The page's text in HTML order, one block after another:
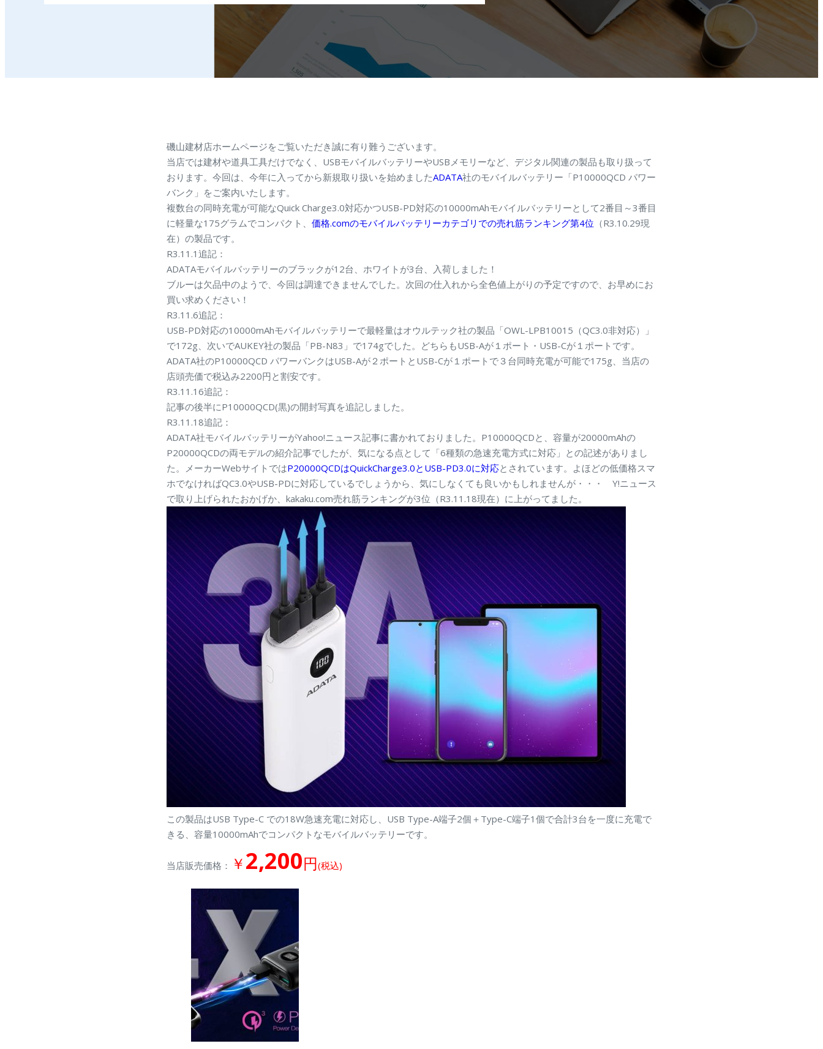
磯山建材店ホームページをご覧いただき誠に有り難うございます。
当店では建材や道具工具だけでなく、USBモバイルバッテリーやUSBメモリーなど、デジタル関連の製品も取り扱って
おります。今回は、今年に入ってから新規取り扱いを始めましたADATA社のモバイルバッテリー「P10000QCD パワー
バンク」をご案内いたします。
複数台の同時充電が可能なQuick Charge3.0対応かつUSB-PD対応の10000mAhモバイルバッテリーとして2番目～3番目
に軽量な175グラムでコンパクト、 価格.comのモバイルバッテリーカテゴリでの売れ筋ランキング第4位 （R3.10.29現
在）の製品です。
R3.11.1追記：
ADATAモバイルバッテリーのブラックが12台、ホワイトが3台、入荷しました！
ブルーは欠品中のようで、今回は調達できませんでした。次回の仕入れから全色値上がりの予定ですので、お早めにお
買い求めください！
R3.11.6追記：
USB-PD対応の10000mAhモバイルバッテリーで最軽量はオウルテック社の製品「OWL-LPB10015（QC3.0非対応）」
で172g、次いでAUKEY社の製品「PB-N83」で174gでした。どちらもUSB-Aが１ポート・USB-Cが１ポートです。
ADATA社のP10000QCD パワーバンクはUSB-Aが２ポートとUSB-Cが１ポートで３台同時充電が可能で175g、当店の
店頭売価で税込み2200円と割安です。
R3.11.16追記：
記事の後半にP10000QCD(黒)の開封写真を追記しました。
R3.11.18追記：
ADATA社モバイルバッテリーがYahoo!ニュース記事に書かれておりました。P10000QCDと、容量が20000mAhの
P20000QCDの両モデルの紹介記事でしたが、気になる点として「6種類の急速充電方式に対応」との記述がありまし
た。メーカーWebサイトではP20000QCDはQuickCharge3.0とUSB-PD3.0に対応とされています。よほどの低価格スマ
ホでなければQC3.0やUSB-PDに対応しているでしょうから、気にしなくても良いかもしれませんが・・・ Y!ニュース
で取り上げられたおかげか、kakaku.com売れ筋ランキングが3位（R3.11.18現在）に上がってました。
この製品はUSB Type-C での18W急速充電に対応し、USB Type-A端子2個＋Type-C端子1個で合計3台を一度に充電で
きる、容量10000mAhでコンパクトなモバイルバッテリーです。
当店販売価格： ￥2,200円(税込)